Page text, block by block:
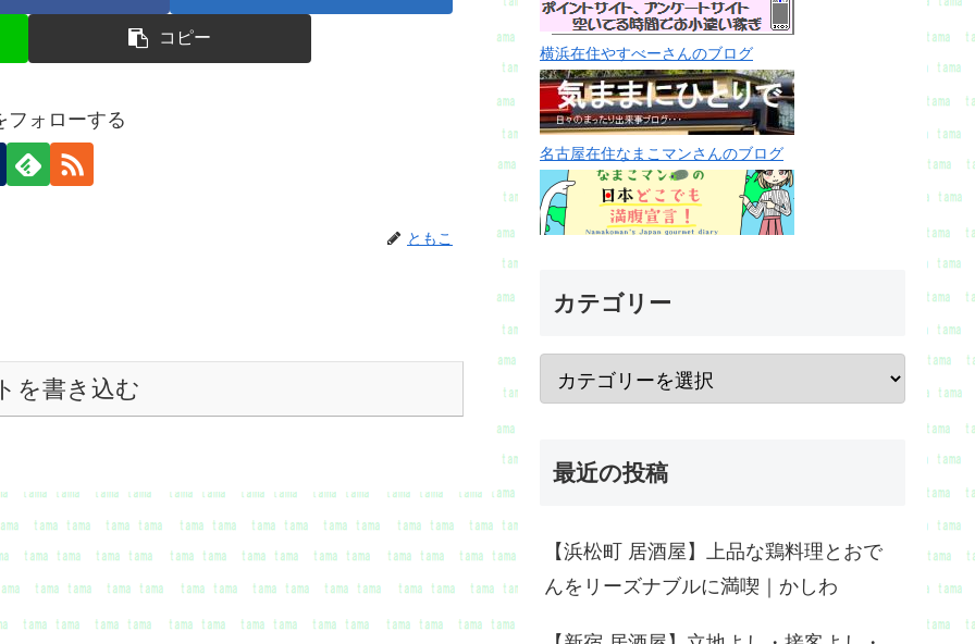
コピー
フォローする
ともこ
を書き込む
横浜在住やすべーさんのブログ
名古屋在住なまこマンさんのブログ
カテゴリー
最近の投稿
【浜松町 居酒屋】上品な鶏料理とおで
んをリーズナブルに満喫｜かしわ